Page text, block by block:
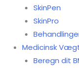
SkinPen
SkinPro
Medicinsk
Beregn dit